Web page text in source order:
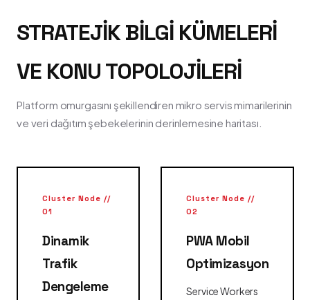
STRATEJIK BILGI KÜMELERI
VE KONU TOPOLOJILERI
Platform omurgasını şekillendiren mikro servis mimarilerinin
ve veri dağıtım şebekelerinin derinlemesine haritası.
Cluster Node //
01
Dinamik
Trafik
Dengeleme
Cluster Node //
02
PWA Mobil
Optimizasyon
Service Workers